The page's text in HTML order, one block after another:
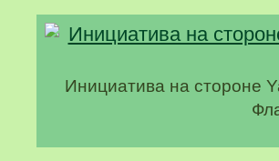
Инициатива на стороне